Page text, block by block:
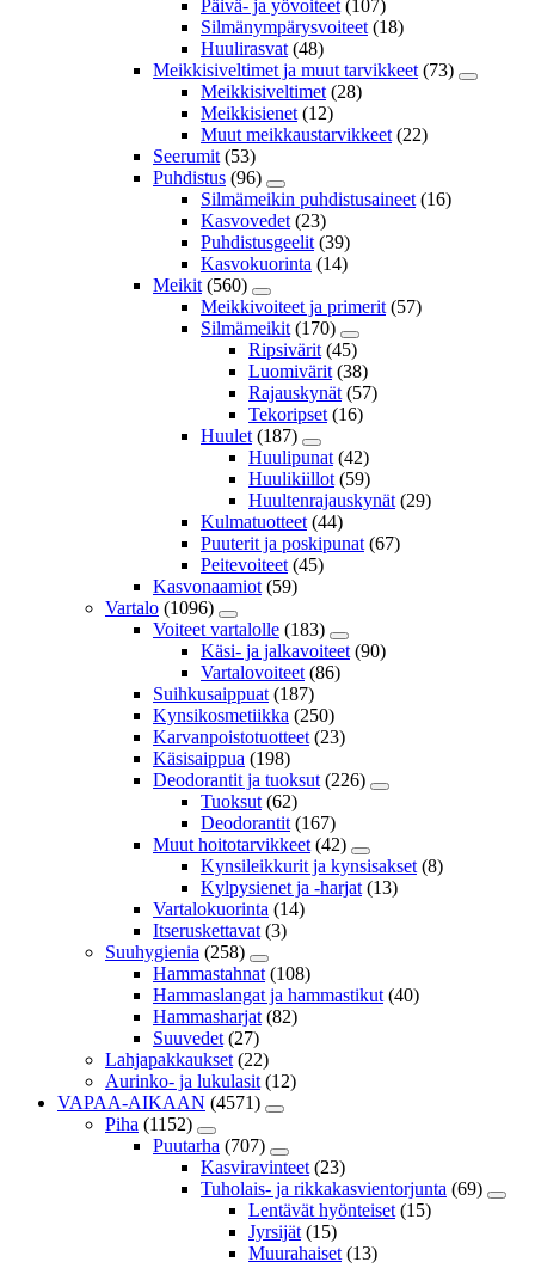
Päivä- ja yövoiteet (107)
Silmänympärysvoiteet (18)
Huulirasvat (48)
Meikkisiveltimet ja muut tarvikkeet (73)
Meikkisiveltimet (28)
Meikkisienet (12)
Muut meikkaustarvikkeet (22)
Seerumit (53)
Puhdistus (96)
Silmämeikin puhdistusaineet (16)
Kasvovedet (23)
Puhdistusgeelit (39)
Kasvokuorinta (14)
Meikit (560)
Meikkivoiteet ja primerit (57)
Silmämeikit (170)
Ripsivärit (45)
Luomivärit (38)
Rajauskynät (57)
Tekoripset (16)
Huulet (187)
Huulipunat (42)
Huulikiillot (59)
Huultenrajauskynät (29)
Kulmatuotteet (44)
Puuterit ja poskipunat (67)
Peitevoiteet (45)
Kasvonaamiot (59)
Vartalo (1096)
Voiteet vartalolle (183)
Käsi- ja jalkavoiteet (90)
Vartalovoiteet (86)
Suihkusaippuat (187)
Kynsikosmetiikka (250)
Karvanpoistotuotteet (23)
Käsisaippua (198)
Deodorantit ja tuoksut (226)
Tuoksut (62)
Deodorantit (167)
Muut hoitotarvikkeet (42)
Kynsileikkurit ja kynsisakset (8)
Kylpysienet ja -harjat (13)
Vartalokuorinta (14)
Itseruskettavat (3)
Suuhygienia (258)
Hammastahnat (108)
Hammaslangat ja hammastikut (40)
Hammasharjat (82)
Suuvedet (27)
Lahjapakkaukset (22)
Aurinko- ja lukulasit (12)
VAPAA-AIKAAN (4571)
Piha (1152)
Puutarha (707)
Kasviravinteet (23)
Tuholais- ja rikkakasvientorjunta (69)
Lentävät hyönteiset (15)
Jyrsijät (15)
Muurahaiset (13)